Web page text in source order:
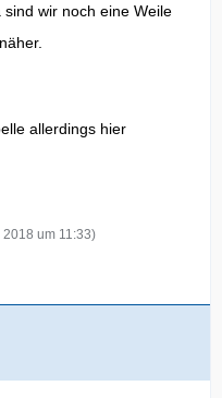
wir noch eine Weile
allerdings hier
2018 um 11:33)